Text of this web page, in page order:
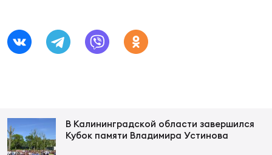
В Калининградской области завершился
Кубок памяти Владимира Устинова